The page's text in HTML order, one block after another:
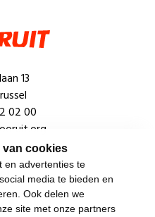
van cookies
en advertenties te
media te bieden en
Ook delen we
site met onze partners
13
02 00